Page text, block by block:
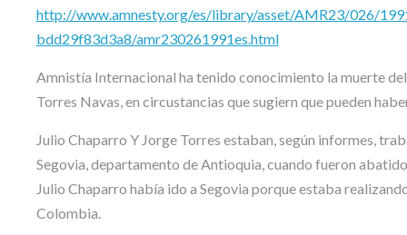
http://www.amnesty.org/es/library/asset/AMR23/026/
bdd29f83d3a8/amr230261991es.html
Amnistía Internacional ha tenido conocimiento la muerte
Torres Navas, en circustancias que sugiern que pueden
Julio Chaparro Y Jorge Torres estaban, según informes,
Segovia, departamento de Antioquia, cuando fueron
Julio Chaparro había ido a Segovia porque estaba
Colombia.